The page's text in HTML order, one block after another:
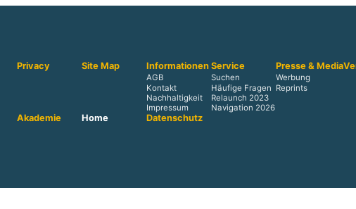
Privacy Site Map Informationen
AGB
Kontakt
Nachhaltigkeit
Impressum
Service
Suchen
Häufige Fragen
Relaunch 2023
Navigation 2026
Presse & Media
Werbung
Reprints
Akademie Home Datenschutz